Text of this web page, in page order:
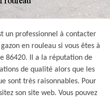
un professionnel à contacter
en rouleau si vous êtes à
86420. Il a la réputation de
de qualité alors que les
sont très raisonnables. Pour
son site web. Vous pouvez